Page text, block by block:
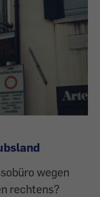
wegen
rechtens?